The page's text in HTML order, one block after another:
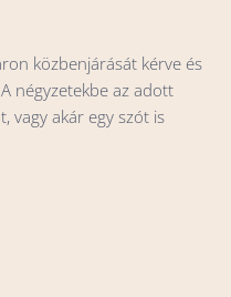
közbenjárását kérve és
négyzetekbe az adott
vagy akár egy szót is